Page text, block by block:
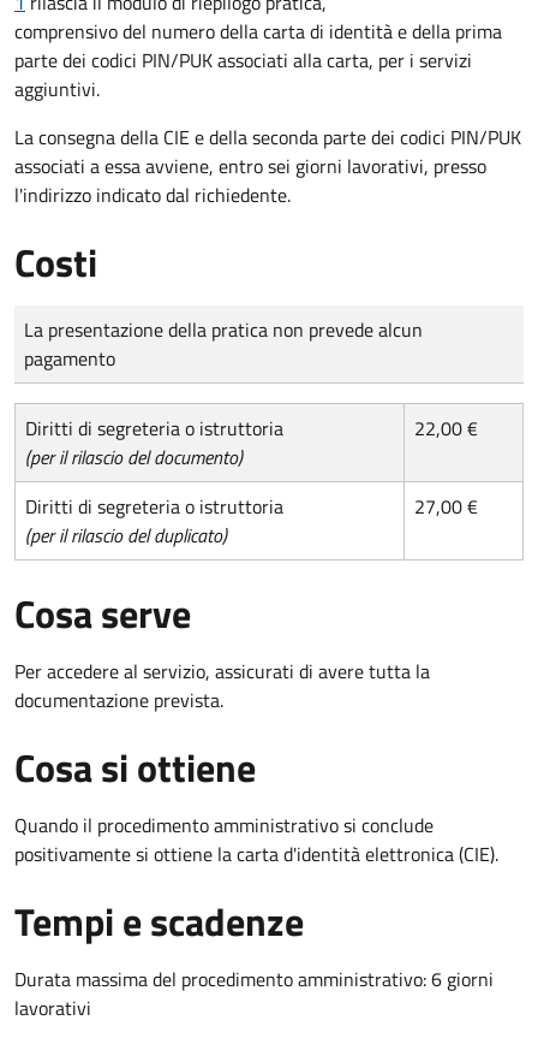
comprensivo del numero della carta di identità e della prima
parte dei codici PIN/PUK associati alla carta, per i servizi
aggiuntivi.
La consegna della CIE e della seconda parte dei codici PIN/PUK
associati a essa avviene, entro sei giorni lavorativi, presso
l'indirizzo indicato dal richiedente.
Costi
Tipo di pagamento
Importo
La presentazione della pratica non prevede alcun
pagamento
Diritti di segreteria o istruttoria
(per il rilascio del documento)
22,00 €
Diritti di segreteria o istruttoria
(per il rilascio del duplicato)
27,00 €
Cosa serve
Per accedere al servizio, assicurati di avere tutta la
documentazione prevista.
Cosa si ottiene
Quando il procedimento amministrativo si conclude
positivamente si ottiene la carta d'identità elettronica (CIE).
Tempi e scadenze
Durata massima del procedimento amministrativo: 6 giorni
lavorativi